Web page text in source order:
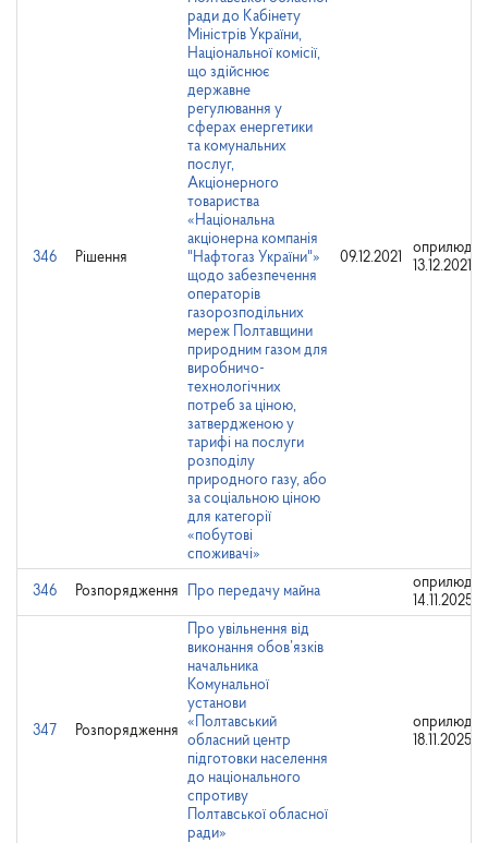
346 Рішення
ради до Кабінету
Міністрів України,
Національної комісії,
що здійснює
державне
регулювання у
сферах енергетики
та комунальних
послуг,
Акціонерного
товариства
«Національна
акціонерна компанія
"Нафтогаз України"»
щодо забезпечення
операторів
газорозподільних
мереж Полтавщини
природним газом для
виробничо-
технологічних
потреб за ціною,
затвердженою у
тарифі на послуги
розподілу
природного газу, або
за соціальною ціною
для категорії
«побутові
споживачі»
09.12.2021
13.12.2021
346 Розпорядження Про передачу майна
14.11.2025
347 Розпорядження
Про увільнення від
виконання обов’язків
начальника
Комунальної
установи
«Полтавський
обласний центр
підготовки населення
до національного
спротиву
Полтавської обласної
ради»
18.11.2025